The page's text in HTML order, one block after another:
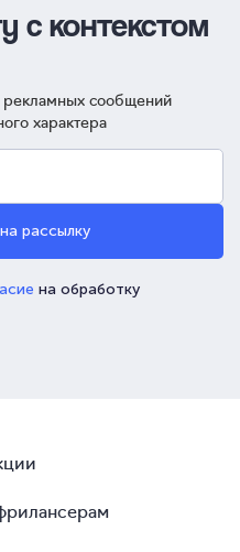
с контекстом
рекламных сообщений
характера
рассылку
на обработку